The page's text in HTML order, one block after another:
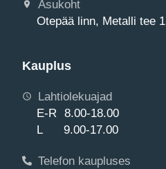
Asukoht
Otepää linn, Metalli tee 1
Kauplus
Lahtiolekuajad
E-R 8.00-18.00
L 9.00-17.00
Telefon kaupluses